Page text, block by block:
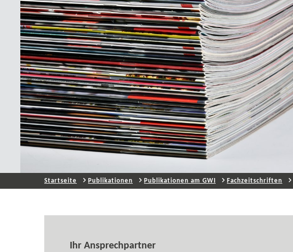
Startseite Publikationen Publikationen am GWI Fachzeitschriften
Ihr Ansprechpartner